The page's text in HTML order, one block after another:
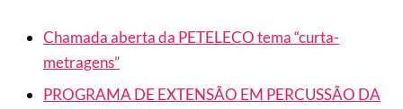
Chamada aberta da PETELECO tema “curta-
metragens”
PROGRAMA DE EXTENSÃO EM PERCUSSÃO DA